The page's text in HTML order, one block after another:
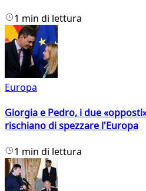
1 min di lettura
Europa
Giorgia e Pedro, i due
rischiano di spezzare l'Europa
1 min di lettura